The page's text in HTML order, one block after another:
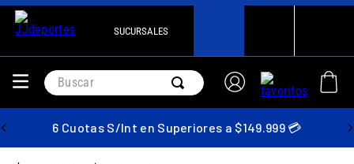
SUCURSALES
Buscar
6 Cuotas S/Int en Superiores a $149.999 💳